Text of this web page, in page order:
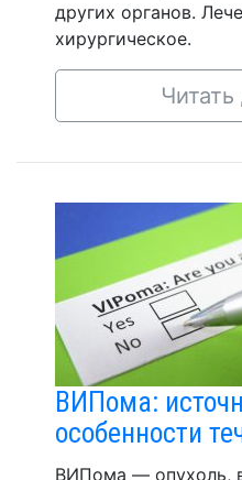
других органов.
хирургическое.
ВИПома:
особенности
ВИПома — опухоль,